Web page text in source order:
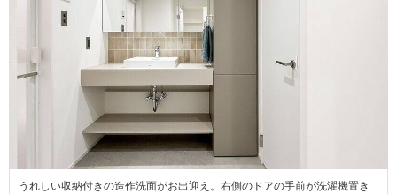
うれしい収納付きの造作洗面がお出迎え。右側のドアの手前が洗濯機置き